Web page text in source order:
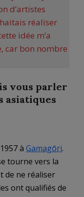
d’artistes
réaliser
idée m’a
car bon nombre
vous parler
asiatiques
à Gamagōri.
tourne vers la
de ne réaliser
ont qualifiés de